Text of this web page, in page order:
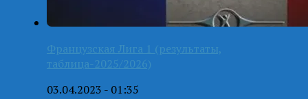
Французская Лига 1 (результаты,
таблица-2025/2026)
03.04.2023 - 01:35